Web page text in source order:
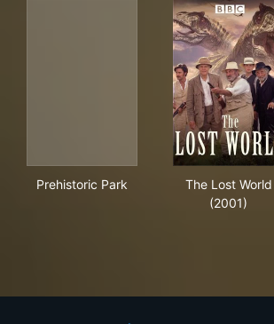
Prehistoric Park
The Lost World
(2001)